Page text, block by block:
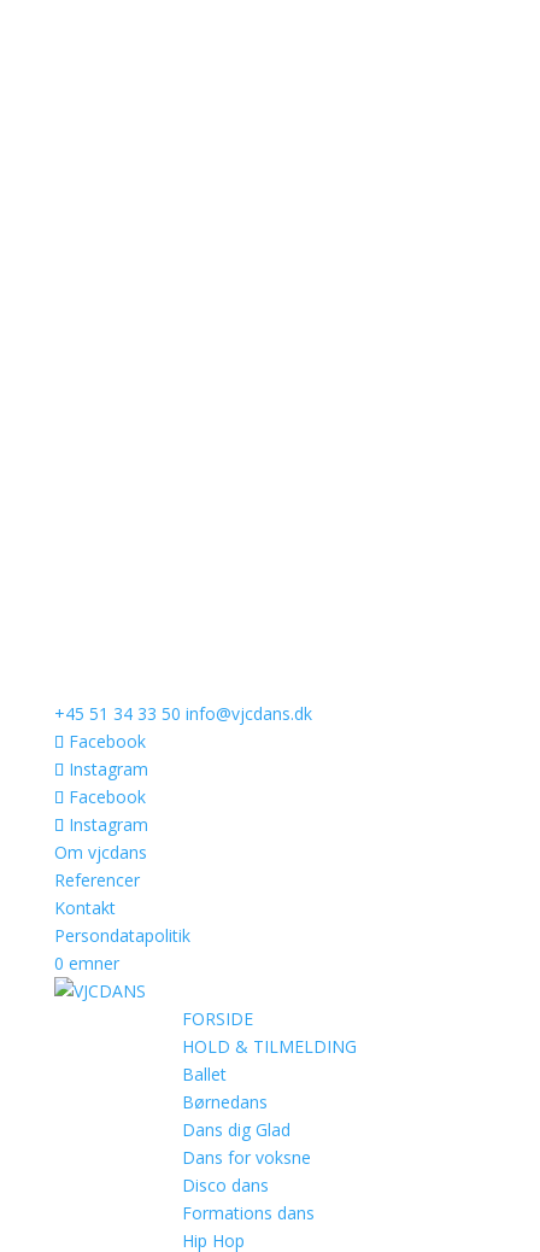
+45 51 34 33 50 info@vjcdans.dk
Facebook
Instagram
Facebook
Instagram
Om vjcdans
Referencer
Kontakt
Persondatapolitik
0 emner
FORSIDE
HOLD & TILMELDING
Ballet
Børnedans
Dans dig Glad
Dans for voksne
Disco dans
Formations dans
Hip Hop